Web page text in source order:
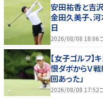
安田祐香と吉
金田久美子、
日
2026/08/08 18:06
【女子ゴルフ
恨ダボからＶ
回あった」
2026/08/08 17:52